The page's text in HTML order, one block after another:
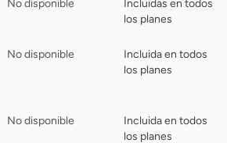
No disponible
Incluidas en todos
los planes
No disponible
Incluida en todos
los planes
No disponible
Incluida en todos
los planes